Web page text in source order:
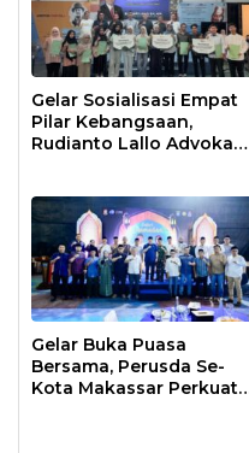
Gelar Sosialisasi Empat
Pilar Kebangsaan,
Rudianto Lallo Advokasi
Gelar Buka Puasa
Bersama, Perusda Se-
Kota Makassar Perkuat